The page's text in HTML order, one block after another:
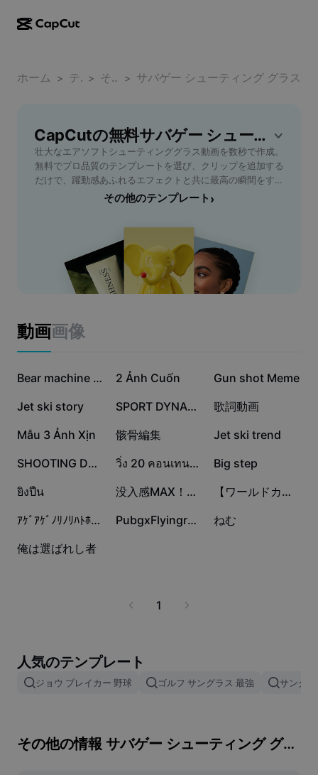
CapCutデスクトップ
CapCut Pad
CapCutモバイル
動画スタジオ
AI動画ジェネレーター
AI画像ジェネレーター
Dreamina Seedance 2.5
Nano Banana Pro
キャプションテンプレート
画像結合
画像サイズ変更
動画エディター＆ジェネレーター
画像エディター＆ジェネレーター
音声ジェネレーター＆エディター
ユースケース
マーケティング
その他
ソーシャルメディアのテンプレート
その他
カレンダーのテンプレート
アニバーサリーのテンプレート
エフェクトのテンプレート
産業のテンプレート
振り返りのテンプレート
取り組み
アフィリエイト
パイオニアプログラム
クリエイティブパートナープログラム
CapCutクリエイティブキャンパス
トラストセンター
ヘルプセンター
ニュースルーム
CapCutの利用規約について
Dreamina Seedance 2.0 Launch
ホーム > テンプレート> その他のスポーツ > サバゲー シューティング グラス
CapCutの無料サバゲー シューティング グラステンプレート
壮大なエアソフトシューティンググラス動画を数秒で作成。
無料でプロ品質のテンプレートを選び、クリップを追加する
だけで、躍動感あふれるエフェクトと共に最高の瞬間をすぐ
にシェアできます。
その他のテンプレート ›
動画画像
187.9万 Bear machine 🐻‍❄️ 43.6万
2 Ảnh Cuốn 10.3万
Gun shot Meme
2.8万
Jet ski story 2.3万 SPORT DYNAMIC 2.1万
歌詞動画
1.3万
Mẫu 3 Ảnh Xịn 1.2万
骸骨編集 1.1万
Jet ski trend
7615 SHOOTING DUMP 2770 วิ่ง 20 คอนเทนต์ 80🏃🏼‍♂️💨 1339
Big step
1126
ยิงปืน 846 没入感MAX！壁を破壊して別世界テンプレ 245 【ワールドカップ実況⚽️】
70 ｱｹﾞｱｹﾞﾉﾘﾉﾘﾊﾄﾎﾟｯﾎﾟｽﾀｲ 6 PubgxFlyingraijin 2
ねむ
0
俺は選ばれし者
1
人気のテンプレート
ジョウ ブレイカー 野球 ゴルフ サングラス 最強 サング
その他の情報 サバゲー シューティング グラス